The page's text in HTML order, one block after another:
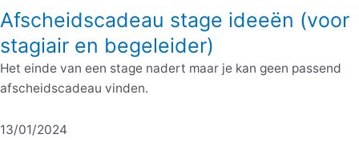
Afscheidscadeau stage ideeën (voor
stagiair en begeleider)
Het einde van een stage nadert maar je kan geen passend
afscheidscadeau vinden.
13/01/2024